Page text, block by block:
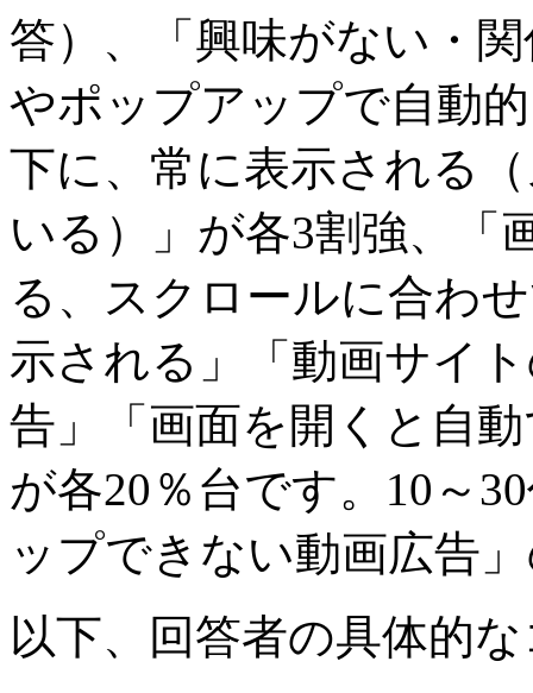
答）、「興味がない・
やポップアップで自動
下に、常に表示される
いる）」が各3割強、「
る、スクロールに合わ
示される」「動画サイ
告」「画面を開くと自
が各20％台です。10～
ップできない動画広告
以下、回答者の具体的